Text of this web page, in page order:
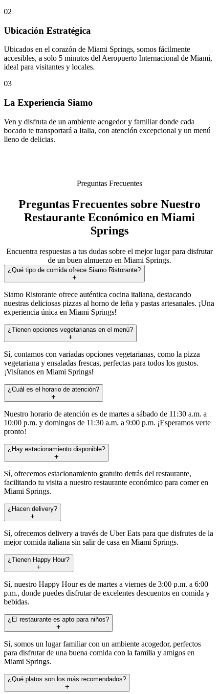
02
Ubicación Estratégica
Ubicados en el corazón de Miami Springs, somos fácilmente
accesibles, a solo 5 minutos del Aeropuerto Internacional de Miami,
ideal para visitantes y locales.
03
La Experiencia Siamo
Ven y disfruta de un ambiente acogedor y familiar donde cada
bocado te transportará a Italia, con atención excepcional y un menú
lleno de delicias.
Preguntas Frecuentes
Preguntas Frecuentes sobre Nuestro
Restaurante Económico en Miami
Springs
Encuentra respuestas a tus dudas sobre el mejor lugar para disfrutar
de un buen almuerzo en Miami Springs.
¿Qué tipo de comida ofrece Siamo Ristorante?
Siamo Ristorante ofrece auténtica cocina italiana, destacando
nuestras deliciosas pizzas al horno de leña y pastas artesanales. ¡Una
experiencia única en Miami Springs!
¿Tienen opciones vegetarianas en el menú?
Sí, contamos con variadas opciones vegetarianas, como la pizza
vegetariana y ensaladas frescas, perfectas para todos los gustos.
¡Visítanos en Miami Springs!
¿Cuál es el horario de atención?
Nuestro horario de atención es de martes a sábado de 11:30 a.m. a
10:00 p.m. y domingos de 11:30 a.m. a 9:00 p.m. ¡Esperamos verte
pronto!
¿Hay estacionamiento disponible?
Sí, ofrecemos estacionamiento gratuito detrás del restaurante,
facilitando tu visita a nuestro restaurante económico para comer en
Miami Springs.
¿Hacen delivery?
Sí, ofrecemos delivery a través de Uber Eats para que disfrutes de la
mejor comida italiana sin salir de casa en Miami Springs.
¿Tienen Happy Hour?
Sí, nuestro Happy Hour es de martes a viernes de 3:00 p.m. a 6:00
p.m., donde puedes disfrutar de excelentes descuentos en comida y
bebidas.
¿El restaurante es apto para niños?
Sí, somos un lugar familiar con un ambiente acogedor, perfectos
para disfrutar de una buena comida con la familia y amigos en
Miami Springs.
¿Qué platos son los más recomendados?